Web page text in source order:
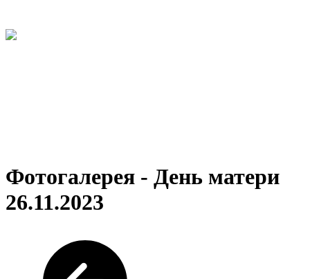
Фотогалерея - День матери
26.11.2023